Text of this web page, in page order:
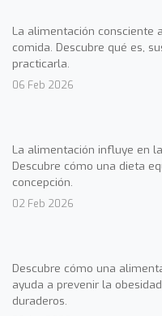
La alimentación consciente
comida. Descubre qué es,
practicarla.
06 Feb 2026
La alimentación influye en
Descubre cómo una dieta
concepción.
02 Feb 2026
Descubre cómo una
ayuda a prevenir la
duraderos.